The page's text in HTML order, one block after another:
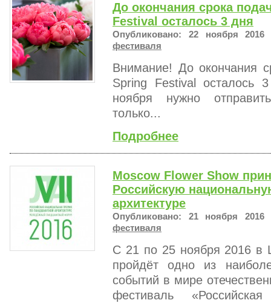
До окончания срока
Festival осталось 3 дня
Опубликовано: 22 ноября
фестиваля
Внимание! До окончания
Spring Festival осталось
ноября нужно
только...
Подробнее
Moscow Flower Show
Российскую
архитектуре
Опубликовано: 21 ноября
фестиваля
С 21 по 25 ноября 2016 в
пройдёт одно из
событий в мире
фестиваль